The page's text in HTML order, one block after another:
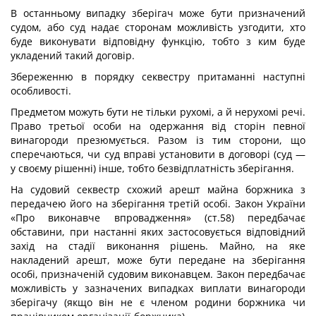
В останньому випадку зберігач може бути призначений
судом, або суд надає сторонам можливість узгодити, хто
буде виконувати відповідну функцію, тобто з ким буде
укладений такий договір.
Збереженню в порядку секвестру притаманні наступні
особливості.
Предметом можуть бути не тільки рухомі, а й нерухомі речі.
Право третьої особи на одержання від сторін певної
винагороди презюмується. Разом із тим сторони, що
сперечаються, чи суд вправі установити в договорі (суд —
у своєму рішенні) інше, тобто безвідплатність зберігання.
На судовий секвестр схожий арешт майна боржника з
передачею його на зберігання третій особі. Закон України
«Про виконавче впровадження» (ст.58) передбачає
обставини, при настанні яких застосовується відповідний
захід на стадії виконання рішень. Майно, на яке
накладений арешт, може бути передане на зберігання
особі, призначеній судовим виконавцем. Закон передбачає
можливість у зазначених випадках виплати винагороди
зберігачу (якщо він не є членом родини боржника чи